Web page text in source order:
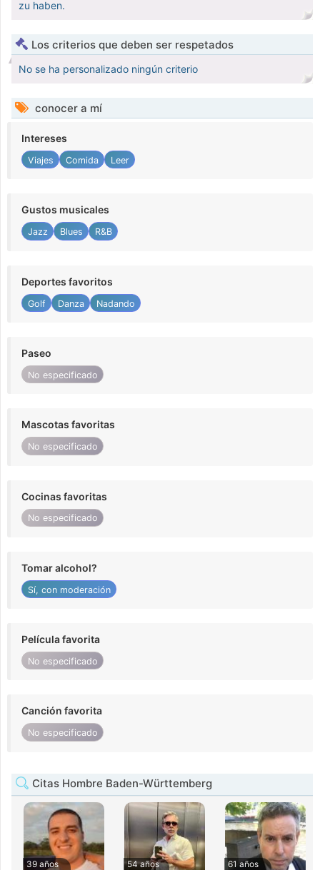
zu haben.
Los criterios que deben ser respetados
No se ha personalizado ningún criterio
conocer a mí
Intereses
Viajes Comida Leer
Gustos musicales
Jazz Blues R&B
Deportes favoritos
Golf Danza Nadando
Paseo
No especificado
Mascotas favoritas
No especificado
Cocinas favoritas
No especificado
Tomar alcohol?
Sí, con moderación
Película favorita
No especificado
Canción favorita
No especificado
Citas Hombre Baden-Württemberg
39 años
54 años
61 años